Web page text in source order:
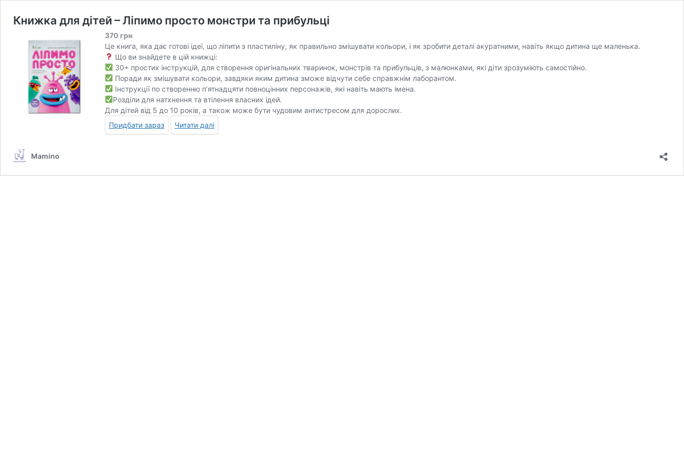
Книжка для дітей – Ліпимо просто монстри та прибульці
370 грн
Це книга, яка дає готові ідеї, що ліпити з пластиліну, як правильно змішувати кольори, і як зробити деталі акуратними, навіть якщо дитина ще маленька.
Що ви знайдете в цій книжці:
30+ простих інструкцій, для створення оригінальних тваринок, монстрів та прибульців, з малюнками, які діти зрозуміють самостійно.
Поради як змішувати кольори, завдяки яким дитина зможе відчути себе справжнім лаборантом.
Інструкції по створенню п’ятнадцяти повноцінних персонажів, які навіть мають імена.
Розділи для натхнення та втілення власних ідей.
Для дітей від 5 до 10 років, а також може бути чудовим антистресом для дорослих.
Придбати зараз
Читати далі
Mamino